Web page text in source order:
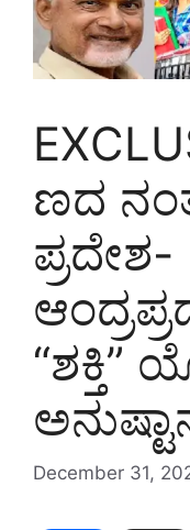
ಣದ
ಪ್ರದೇಶ-
“ಶಕ್ತಿ”
December 31,